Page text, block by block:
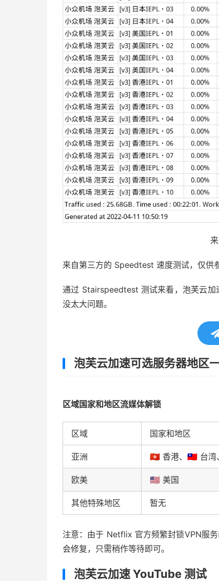
来
来自第三方的 Speedtest 速度测试，仅供
通过 Stairspeedtest 测试来看，泡芙云加
没太大问题。
泡芙云加速可选服务器地区
区域国家和地区流媒体解锁
区域 国家和地区
亚洲 🇭🇰 香港、🇹🇼 台
欧美 🇺🇸 美国
其他特殊地区 暂无
注意：由于 Netflix 官方频繁封锁VPN服
会修复，只需稍作等待即可。
泡芙云加速 YouTube 测试